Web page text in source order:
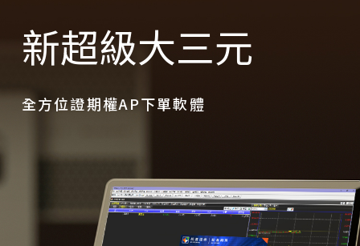
新超級大三元
全方位證期權AP下單軟體